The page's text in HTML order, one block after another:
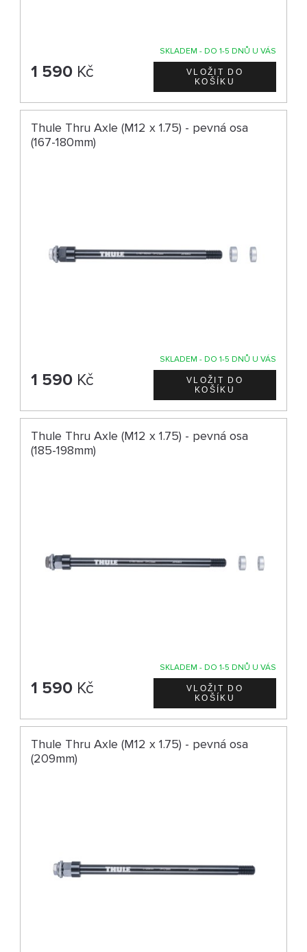
SKLADEM - DO 1-5 DNŮ U VÁS
1 590 Kč
Thule Thru Axle (M12 x 1.75) - pevná osa
(167-180mm)
SKLADEM - DO 1-5 DNŮ U VÁS
1 590 Kč
Thule Thru Axle (M12 x 1.75) - pevná osa
(185-198mm)
SKLADEM - DO 1-5 DNŮ U VÁS
1 590 Kč
Thule Thru Axle (M12 x 1.75) - pevná osa
(209mm)